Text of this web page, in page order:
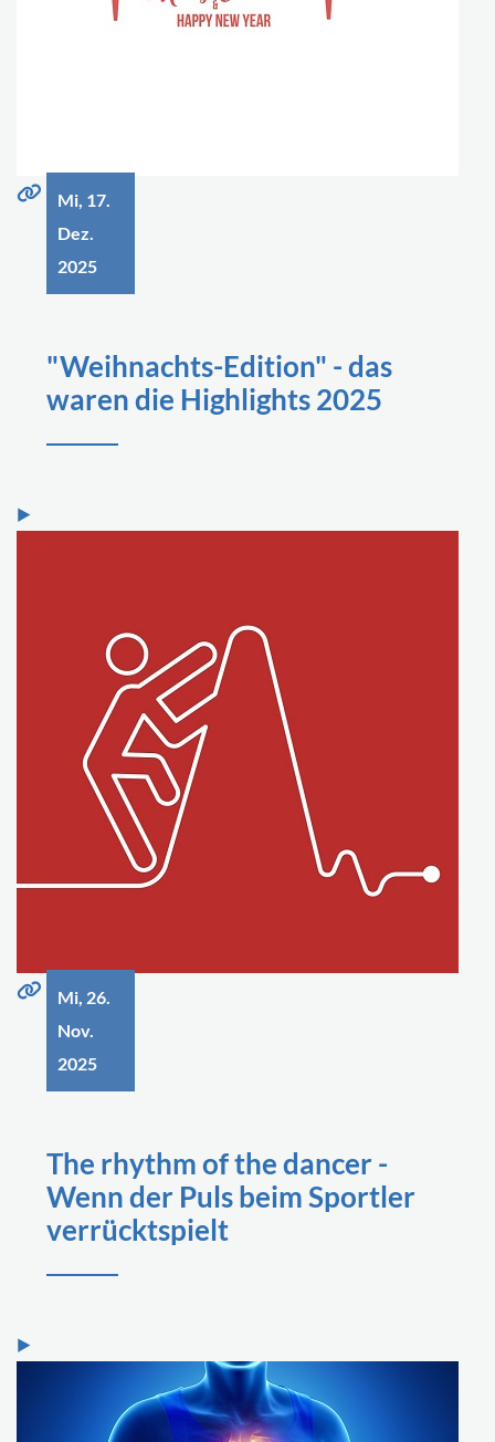
Mi, 17.
Dez.
2025
"Weihnachts-Edition" - das
waren die Highlights 2025
Mi, 26.
Nov.
2025
The rhythm of the dancer -
Wenn der Puls beim Sportler
verrücktspielt